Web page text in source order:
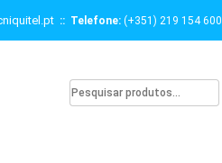
:: Telefone: (+351) 219 154 600